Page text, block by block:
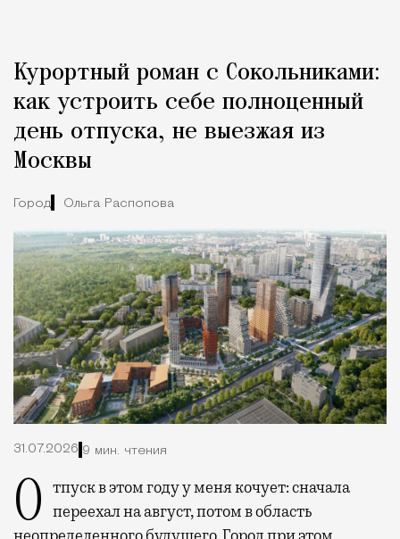
Курортный роман с Сокольниками:
как устроить себе полноценный
день отпуска, не выезжая из
Москвы
Город Ольга Распопова
31.07.2026 9 мин. чтения
Отпуск в этом году у меня кочует: сначала переехал на август, потом в область